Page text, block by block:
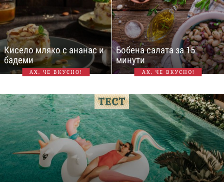
Кисело мляко с ананас и
бадеми
АХ, ЧЕ ВКУСНО!
Бобена салата за 15
минути
АХ, ЧЕ ВКУСНО!